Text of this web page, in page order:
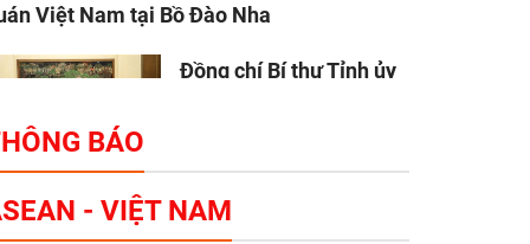
Việt Nam tại Bồ Đào Nha
Đồng chí Bí thư Tỉnh ủy
đoàn Makara Capital
BÁO
- VIỆT NAM